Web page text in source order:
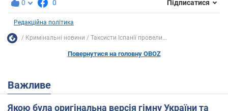
0 0 Підписатися
Редакційна політика
Кримінальні новини Таксисти Іспанії провели...
Повернутися на головну OBOZ
Важливе
Якою була оригінальна версія гімну України та